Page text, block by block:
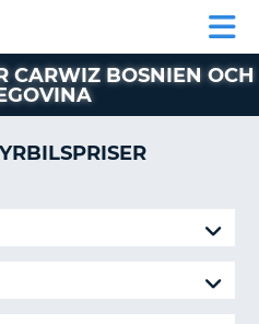
CARWIZ BOSNIEN OCH